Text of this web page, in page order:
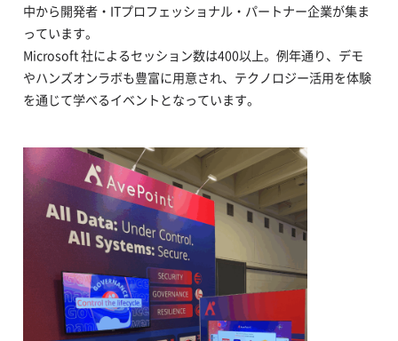
中から開発者・ITプロフェッショナル・パートナー企業が集ま
っています。
Microsoft 社によるセッション数は400以上。例年通り、デモ
やハンズオンラボも豊富に用意され、テクノロジー活用を体験
を通じて学べるイベントとなっています。